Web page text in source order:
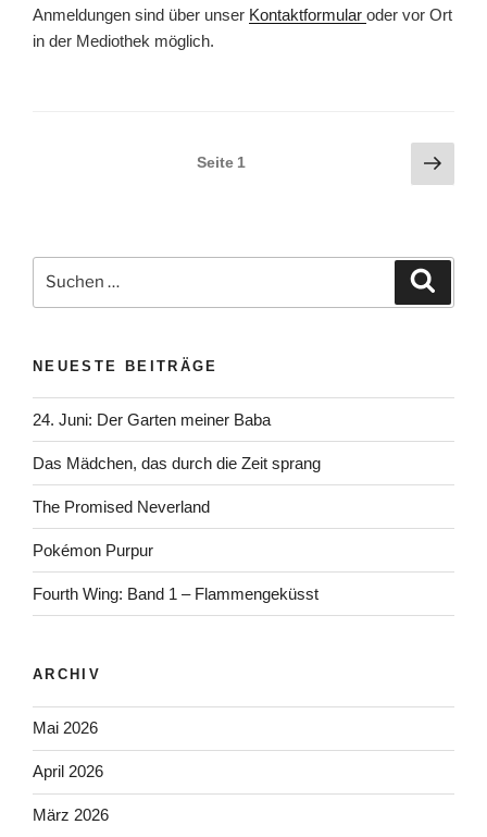
Anmeldungen sind über unser Kontaktformular oder vor Ort
in der Mediothek möglich.
Seitennummerierung
Seite 1
Seite
nach:
NEUESTE BEITRÄGE
24. Juni: Der Garten meiner Baba
Das Mädchen, das durch die Zeit sprang
The Promised Neverland
Pokémon Purpur
Fourth Wing: Band 1 – Flammengeküsst
ARCHIV
Mai 2026
April 2026
März 2026